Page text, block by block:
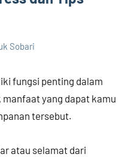
Sobari
fungsi penting dalam
manfaat yang dapat kamu
tersebut.
atau selamat dari